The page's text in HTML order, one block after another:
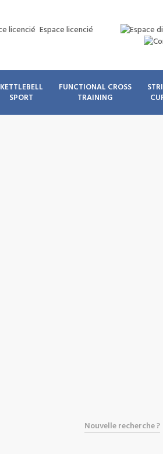
Espace licencié
KETTLEBELL
SPORT
FUNCTIONAL CROSS
TRAINING
Nouvelle recherche ?